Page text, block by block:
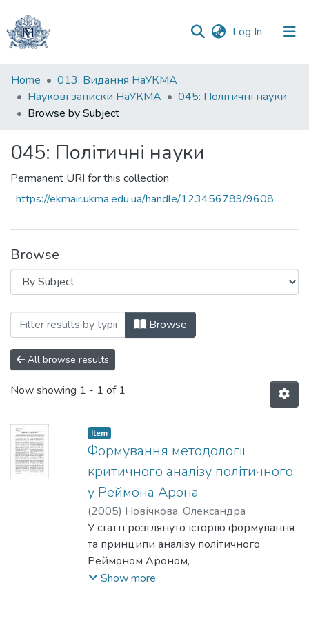
Log In (current)
Communities
&
Collections
Home
013. Видання НаУКМА
Наукові записки НаУКМА
045: Політичні науки
Browse by Subject
045: Політичні науки
Permanent URI for this collection
https://ekmair.ukma.edu.ua/handle/123456789/9608
Browse
Browsing 045: Політичні науки by
Browse
All browse results
Now showing 1 - 1 of 1
Item
Формування методології
критичного аналізу політичного
у Реймона Арона
(2005) Новічкова, Олександра
У статті розглянуто історію формування
та принципи аналізу політичного
Реймоном Ароном,
засновану на релятивізмі як відсутності
Show more